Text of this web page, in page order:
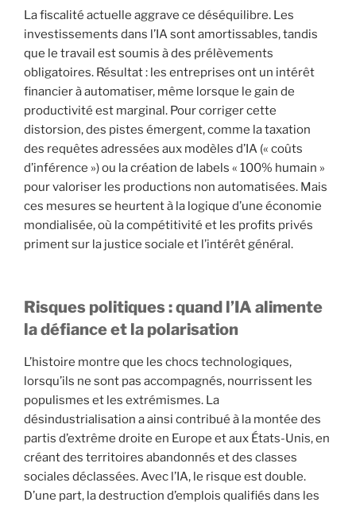
La fiscalité actuelle aggrave ce déséquilibre. Les
investissements dans l’IA sont amortissables, tandis
que le travail est soumis à des prélèvements
obligatoires. Résultat : les entreprises ont un intérêt
financier à automatiser, même lorsque le gain de
productivité est marginal. Pour corriger cette
distorsion, des pistes émergent, comme la taxation
des requêtes adressées aux modèles d’IA (« coûts
d’inférence ») ou la création de labels « 100% humain »
pour valoriser les productions non automatisées. Mais
ces mesures se heurtent à la logique d’une économie
mondialisée, où la compétitivité et les profits privés
priment sur la justice sociale et l’intérêt général.
Risques politiques : quand l’IA alimente
la défiance et la polarisation
L’histoire montre que les chocs technologiques,
lorsqu’ils ne sont pas accompagnés, nourrissent les
populismes et les extrémismes. La
désindustrialisation a ainsi contribué à la montée des
partis d’extrême droite en Europe et aux États-Unis, en
créant des territoires abandonnés et des classes
sociales déclassées. Avec l’IA, le risque est double.
D’une part, la destruction d’emplois qualifiés dans les